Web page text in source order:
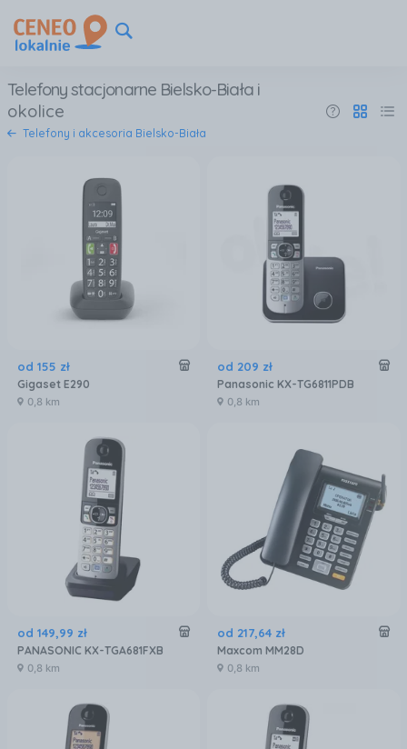
Telefony stacjonarne Bielsko-Biała i
okolice
Telefony i akcesoria Bielsko-Biała
od 155 zł
Gigaset E290
0,8 km
od 209 zł
Panasonic KX-TG6811PDB
0,8 km
od 149,99 zł
PANASONIC KX-TGA681FXB
0,8 km
od 217,64 zł
Maxcom MM28D
0,8 km